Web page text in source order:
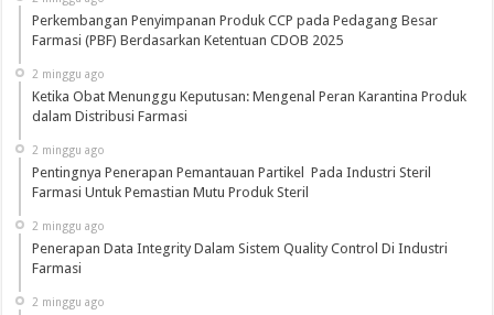
Perkembangan Penyimpanan Produk CCP pada Pedagang Besar
Farmasi (PBF) Berdasarkan Ketentuan CDOB 2025
2 minggu ago
Ketika Obat Menunggu Keputusan: Mengenal Peran Karantina Produk
dalam Distribusi Farmasi
2 minggu ago
Pentingnya Penerapan Pemantauan Partikel Pada Industri Steril
Farmasi Untuk Pemastian Mutu Produk Steril
2 minggu ago
Penerapan Data Integrity Dalam Sistem Quality Control Di Industri
Farmasi
2 minggu ago